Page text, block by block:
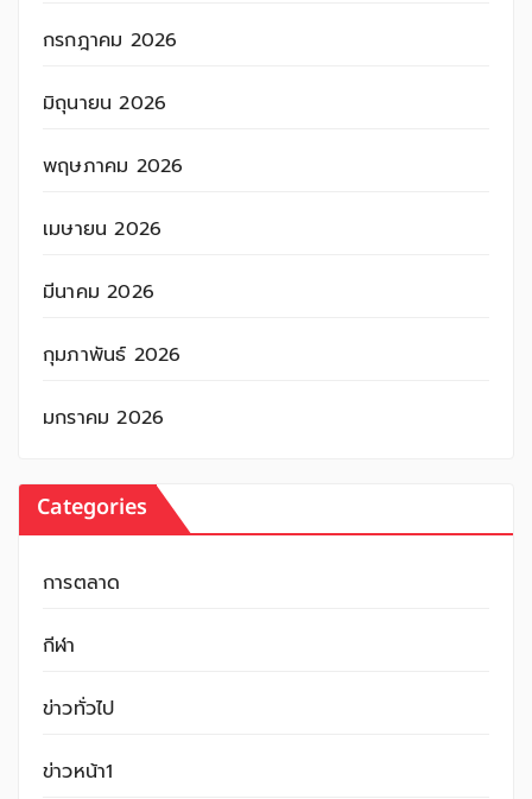
กรกฎาคม 2026
มิถุนายน 2026
พฤษภาคม 2026
เมษายน 2026
มีนาคม 2026
กุมภาพันธ์ 2026
มกราคม 2026
Categories
การตลาด
กีฬา
ข่าวทั่วไป
ข่าวหน้า1